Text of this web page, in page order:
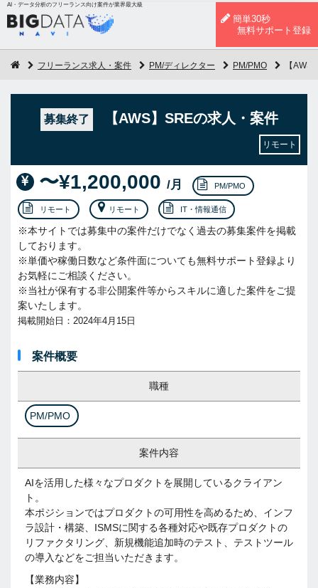
AI・データ分析のフリーランス向け案件が業界最大級
簡単30秒
無料サポート登録
フリーランス求人・案件 PM/ディレクター PM/PMO 【
募集終了 【AWS】SREの求人・案件
リモート
〜¥1,200,000 /月 PM/PMO
リモート リモート IT・情報通信
※本サイトでは募集中の案件だけでなく過去の募集案件を掲載
しております。
※単価や稼働日数など条件面についても無料サポート登録より
お気軽にご相談ください。
※当社が保有する非公開案件等からスキルに適した案件をご提
案いたします。
掲載開始日：2024年4月15日
案件概要
職種
PM/PMO
案件内容
AIを活用した様々なプロダクトを展開しているクライアン
ト。
本ポジションではプロダクトの可用性を高めるため、インフ
ラ設計・構築、ISMSに関する各種対応や既存プロダクトの
リファクタリング、新規機能追加時のテスト、テストツール
の導入などをご担当いただきます。
【業務内容】